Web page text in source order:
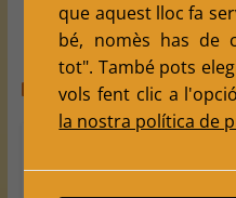
You May
Major de
que aquest lloc fa
bé, nomès has de
tot". També pots
vols fent clic a
la nostra política de